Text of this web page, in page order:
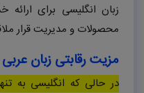
زبان انگلیسی برای
محصولات و مدیریت قرار
مزیت رقابتی زبان
در حالی که انگلیسی به